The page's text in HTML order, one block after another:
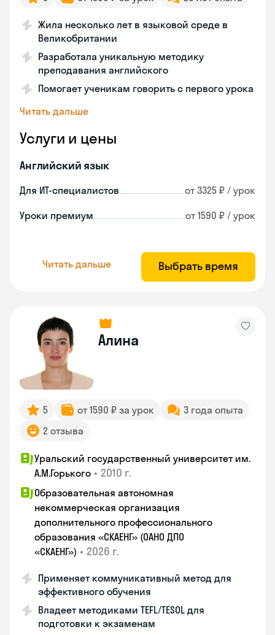
Жила несколько лет в языковой среде в
Великобритании
Разработала уникальную методику
преподавания английского
Помогает ученикам говорить с первого урока
Читать дальше
Услуги и цены
Английский язык
Для ИТ-специалистов от 3325 ₽ / урок
Уроки премиум от 1590 ₽ / урок
Читать дальше Выбрать время
Алина
5 от 1590 ₽ за урок
3 года опыта
2 отзыва
Уральский государственный университет им.
А.М.Горького • 2010 г.
Образовательная автономная
некоммерческая организация
дополнительного профессионального
образования «СКАЕНГ» (ОАНО ДПО
«СКАЕНГ») • 2026 г.
Применяет коммуникативный метод для
эффективного обучения
Владеет методиками TEFL/TESOL для
подготовки к экзаменам